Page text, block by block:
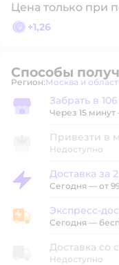
Цена только при
+1,26
Способы
Регион: Выбор
Москва и
Забрать в магазине
Забрать в
Через 15
Привезти в
Недоступно
Доставка за 2 часа
Доставка за
Сегодня — от
Экспресс-доставка из
Экспресс-
Сегодня —
Доставка со
Недоступно